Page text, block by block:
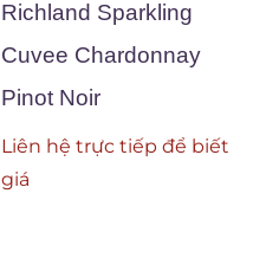
Richland Sparkling
Cuvee Chardonnay
Pinot Noir
Liên hệ trực tiếp để biết
giá